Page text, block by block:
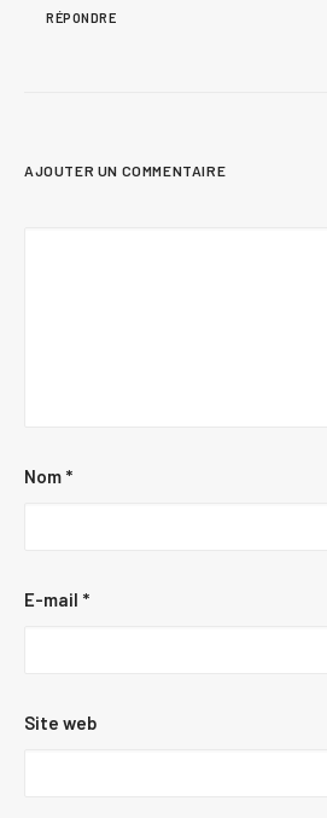
RÉPONDRE
AJOUTER UN COMMENTAIRE
Nom *
E-mail *
Site web